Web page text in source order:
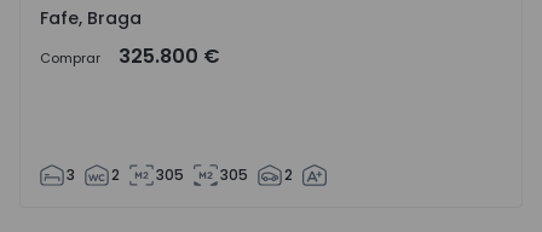
Fafe, Braga
Comprar 325.800 €
3 2 305 305 2